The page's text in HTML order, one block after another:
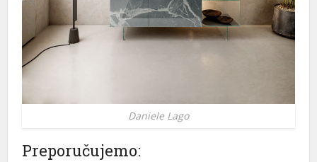
Daniele Lago
Preporučujemo: